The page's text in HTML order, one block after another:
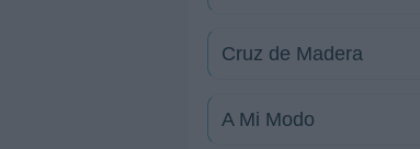
Cruz de Madera
A Mi Modo